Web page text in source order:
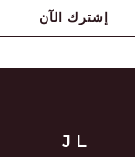
إشترك الآن
J L